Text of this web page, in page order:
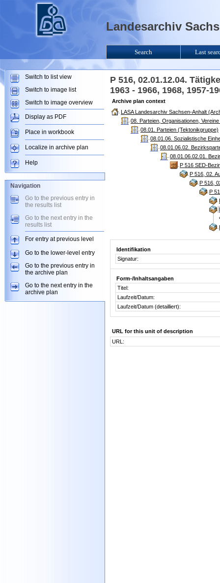
P 516, 02.01.12.04.
1963 - 1966, 1968, 1957-
Archive plan context
LASA Landesarchiv Sachsen-Anhalt
08. Parteien, Organisationen,
08.01. Parteien (Tektonikgruppe)
08.01.06. Sozialistische
08.01.06.02.
08.01.06.02.01.
P 516 SED-
P 516, 02.
P 516,
P
Identifikation
Signatur:
Form-/Inhaltsangaben
Titel:
Laufzeit/Datum:
Laufzeit/Datum (detailliert):
URL for this unit of description
URL:
Landesarchiv
Search Last
Switch to list view
Switch to image list
Switch to image overview
Display as PDF
Place in workbook
Localize in archive plan
Help
Navigation
Go to the previous entry in
the results list
Go to the next entry in the
results list
For entry at previous level
Go to the lower-level entry
Go to the previous entry in
the archive plan
Go to the next entry in the
archive plan